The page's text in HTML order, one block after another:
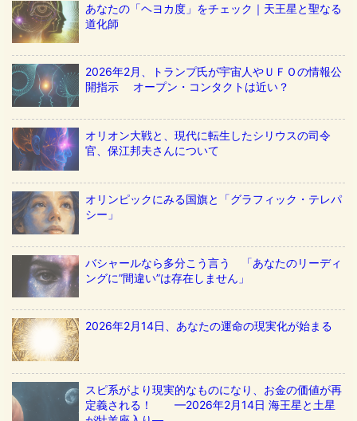
あなたの「ヘヨカ度」をチェック｜天王星と聖なる
道化師
2026年2月、トランプ氏が宇宙人やＵＦＯの情報公
開指示 オープン・コンタクトは近い？
オリオン大戦と、現代に転生したシリウスの司令
官、保江邦夫さんについて
オリンピックにみる国旗と「グラフィック・テレパ
シー」
バシャールなら多分こう言う 「あなたのリーディ
ングに”間違い”は存在しません」
2026年2月14日、あなたの運命の現実化が始まる
スピ系がより現実的なものになり、お金の価値が再
定義される！ ––2026年2月14日 海王星と土星